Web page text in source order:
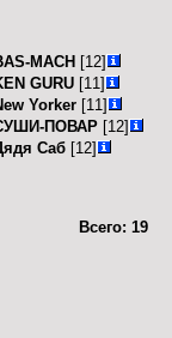
MACH[12]
GURU[11]
Yorker[11]
ПОВАР[12]
Саб[12]
Всего: 19